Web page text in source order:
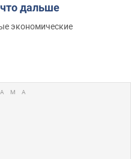
дальше
экономические